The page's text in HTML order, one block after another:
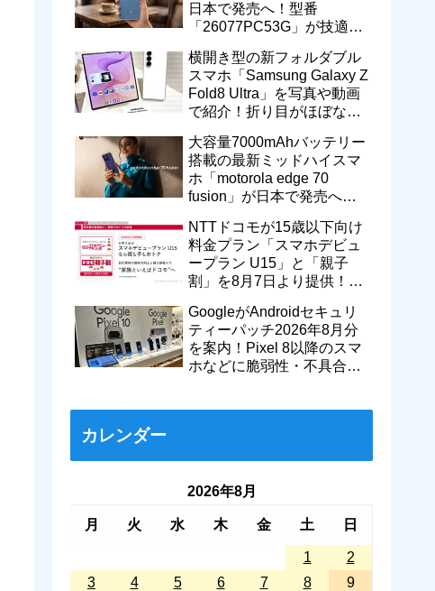
日本で発売へ！型番
「26077PC53G」が技適通
テリー搭載に
横開き型の新フォルダブル
スマホ「Samsung Galaxy Z
Fold8 Ultra」を写真や動画
で紹介！折り目がほぼない
ト】
大容量7000mAhバッテリー
搭載の最新ミッドハイスマ
ホ「motorola edge 70
fusion」が日本で発売へ！
過
NTTドコモが15歳以下向け
料金プラン「スマホデビュ
ープラン U15」と「親子
割」を8月7日より提供！親
550円割引に
GoogleがAndroidセキュリ
ティーパッチ2026年8月分
を案内！Pixel 8以降のスマ
ホなどに脆弱性・不具合の
カレンダー
2026年8月
月 火 水 木 金 土 日
1
2
3
4 5 6 7 8 9